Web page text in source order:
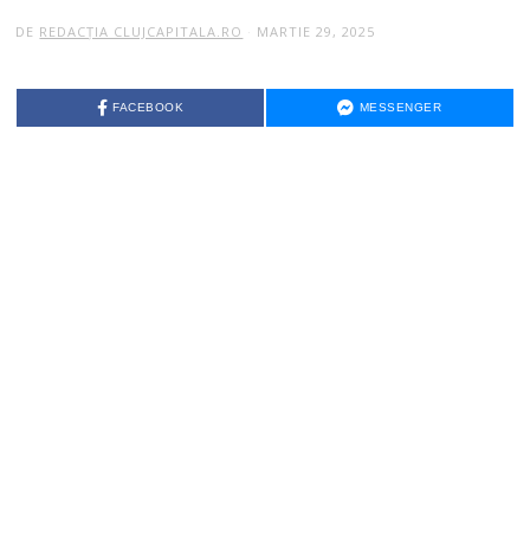
DE REDACȚIA CLUJCAPITALA.RO MARTIE 29, 2025
FACEBOOK MESSENGER